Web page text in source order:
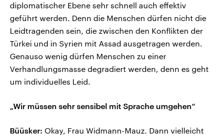
diplomatischer Ebene sehr schnell auch effektiv
geführt werden. Denn die Menschen dürfen nicht die
Leidtragenden sein, die zwischen den Konflikten der
Türkei und in Syrien mit Assad ausgetragen werden.
Genauso wenig dürfen Menschen zu einer
Verhandlungsmasse degradiert werden, denn es geht
um individuelles Leid.
„Wir müssen sehr sensibel mit Sprache umgehen“
Büüsker: Okay, Frau Widmann-Mauz. Dann vielleicht